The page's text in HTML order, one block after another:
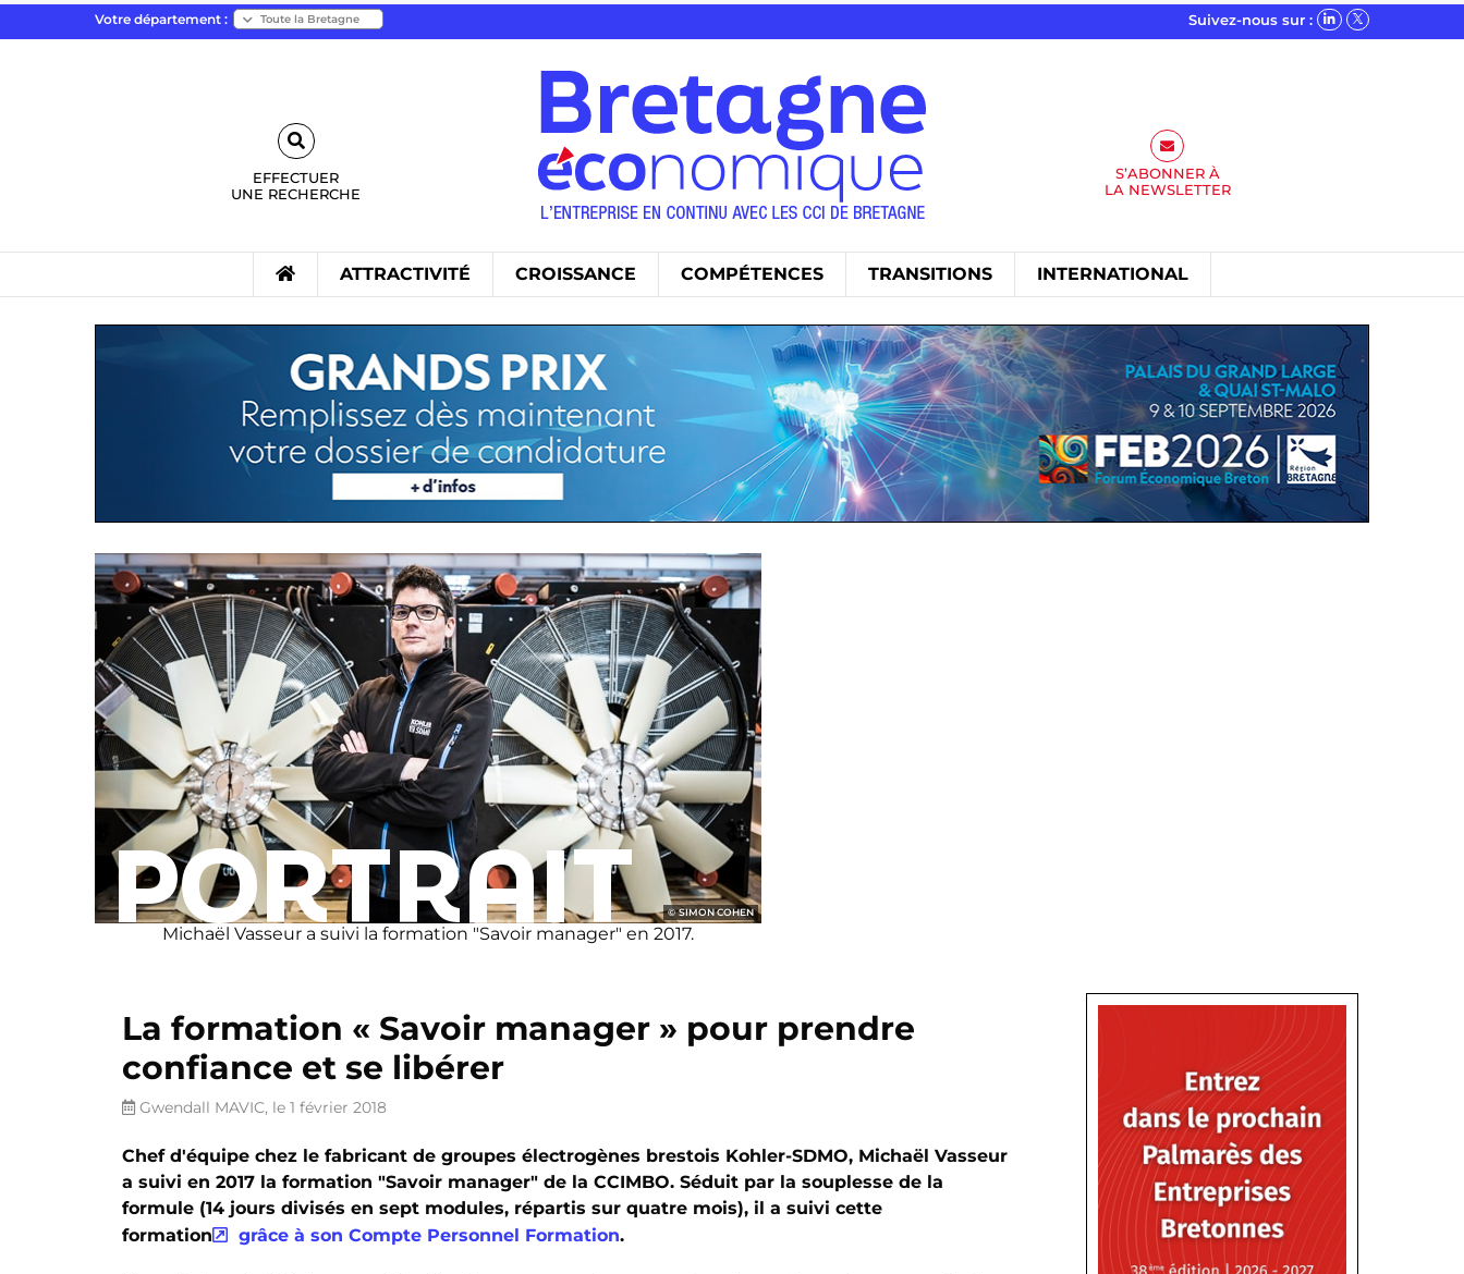
Votre département : Suivez-nous sur :
EFFECTUER
UNE RECHERCHE
S’ABONNER À
LA NEWSLETTER
ATTRACTIVITÉ CROISSANCE COMPÉTENCES TRANSITIONS INTERNATIONAL
PORTRAIT SIMON COHEN
Michaël Vasseur a suivi la formation "Savoir manager" en 2017.
La formation « Savoir manager » pour prendre
confiance et se libérer
Gwendall MAVIC, le 1 février 2018
Chef d'équipe chez le fabricant de groupes électrogènes brestois Kohler-SDMO, Michaël Vasseur
a suivi en 2017 la formation "Savoir manager" de la CCIMBO. Séduit par la souplesse de la
formule (14 jours divisés en sept modules, répartis sur quatre mois), il a suivi cette
formation
grâce à son Compte Personnel Formation.